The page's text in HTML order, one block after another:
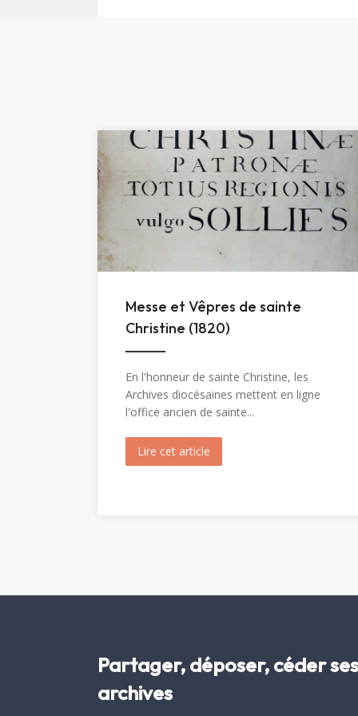
Messe et Vêpres de sainte
Christine (1820)
En l'honneur de sainte Christine, les
Archives diocésaines mettent en ligne
l'office ancien de sainte...
Lire cet article
Partager, déposer, céder ses
archives